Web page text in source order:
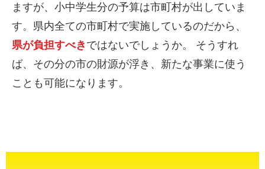
ますが、小中学生分の予算は市町村が出していま
す。県内全ての市町村で実施しているのだから、
県が負担すべき ではないでしょうか。 そうすれ
ば、その分の市の財源が浮き、新たな事業に使う
ことも可能になります。